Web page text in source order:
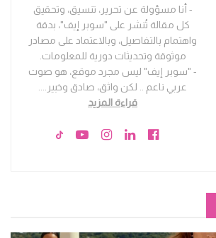
- أنا مسؤولة عن تحرير، تنسيق، وتحقيق
كل مقالة تُنشر على "سوبر إيف"، بدقة
واهتمام بالتفاصيل، وبالاعتماد على مصادر
موثوقة وتحديثات دورية للمعلومات.
- "سوبر إيف" ليس مجرد موقع، هو صوت
عربي ناعم .. لكن واثق، صادق وخبير.
قراءة المزيد